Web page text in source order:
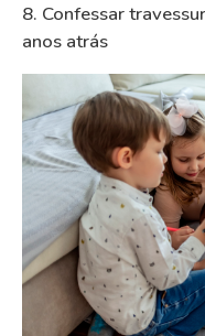
8. Confessar
anos atrás